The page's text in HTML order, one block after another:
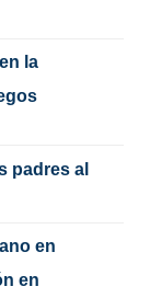
la
padres al
en
en